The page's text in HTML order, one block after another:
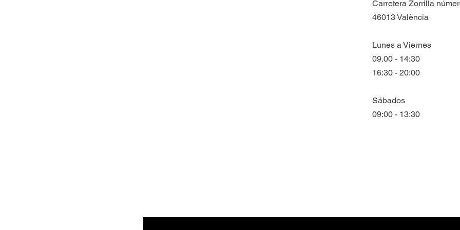
Carretera Zorrilla
46013 València
Lunes a Viernes
09.00 - 14:30
16:30 - 20:00
Sábados
09:00 - 13:30